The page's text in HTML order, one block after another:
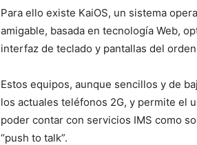
Para ello existe KaiOS, un sistema
amigable, basada en tecnología Web,
interfaz de teclado y pantallas del orden
Estos equipos, aunque sencillos y de
los actuales teléfonos 2G, y permite el
poder contar con servicios IMS como
“push to talk”.